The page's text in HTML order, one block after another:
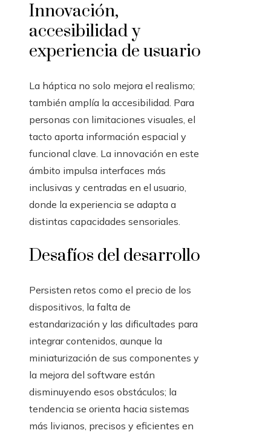
Innovación,
accesibilidad y
experiencia de usuario
La háptica no solo mejora el realismo;
también amplía la accesibilidad. Para
personas con limitaciones visuales, el
tacto aporta información espacial y
funcional clave. La innovación en este
ámbito impulsa interfaces más
inclusivas y centradas en el usuario,
donde la experiencia se adapta a
distintas capacidades sensoriales.
Desafíos del desarrollo
Persisten retos como el precio de los
dispositivos, la falta de
estandarización y las dificultades para
integrar contenidos, aunque la
miniaturización de sus componentes y
la mejora del software están
disminuyendo esos obstáculos; la
tendencia se orienta hacia sistemas
más livianos, precisos y eficientes en